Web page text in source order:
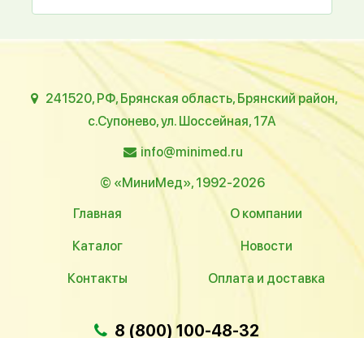
241520, РФ, Брянская область, Брянский район,
с.Супонево, ул. Шоссейная, 17А
info@minimed.ru
© «МиниМед», 1992-2026
Главная
О компании
Каталог Новости
Контакты Оплата и доставка
8 (800) 100-48-32